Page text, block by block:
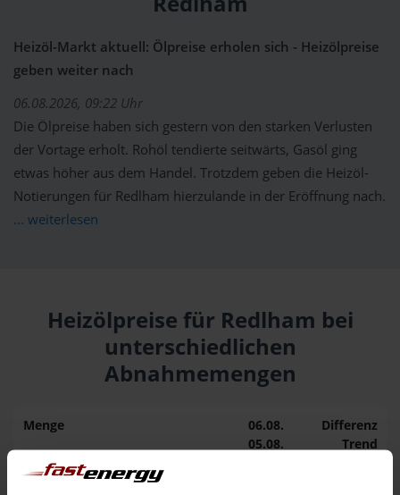
Heizöl-Markt aktuell: Ölpreise erholen sich - Heizölpreise
geben weiter nach
06.08.2026, 09:22 Uhr
Die Ölpreise haben sich gestern von den starken Verlusten
der Vortage erholt. Rohöl tendierte seitwärts, Gasöl ging
etwas höher aus dem Handel. Trotzdem geben die Heizöl-
Notierungen für Redlham hierzulande in der Eröffnung nach.
... weiterlesen
Heizölpreise für Redlham bei
unterschiedlichen
Abnahmemengen
Menge
06.08.
05.08.
Differenz
Trend
1.000 Liter